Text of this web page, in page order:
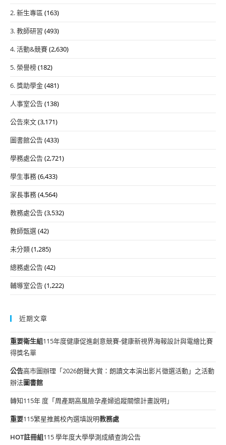
2. 新生專區 (163)
3. 教師研習 (493)
4. 活動&競賽(2,630)
5. 榮譽榜(182)
6. 獎助學金(481)
人事室公告(138)
公告來文(3,171)
圖書館公告(433)
學務處公告(2,721)
學生事務(6,433)
家長事務(4,564)
教務處公告(3,532)
教師甄選(42)
未分類(1,285)
總務處公告(42)
輔導室公告(1,222)
近期文章
重要衛生組115年度健康促進創意競賽-健康新視界海報設計與電繪比賽
得獎名單
公告高市圖辦理「2026朗聲大賞：朗讀文本演出影片徵選活動」之活動
辦法圖書館
轉知115年 度「周產期高風險孕產婦追蹤關懷計畫說明」
重要115繁星推薦校內選填說明教務處
HOT註冊組115 學年度大學學測成績查詢公告